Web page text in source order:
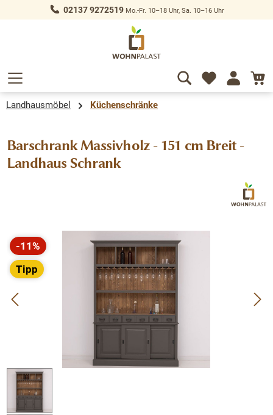
springen 02137 9272519Mo.-Fr. 10–18 Uhr, Sa. 10–16 Uhr
Landhausmöbel Küchenschränke
Barschrank Massivholz - 151 cm Breit -
Landhaus Schrank
Bildergalerie überspringen
-11%
Rabatt
Tipp